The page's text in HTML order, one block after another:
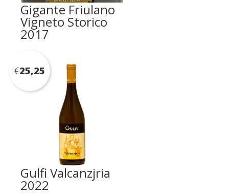
Gigante Friulano
Vigneto Storico
2017
Gulfi Valcanzjria
2022
€25,25